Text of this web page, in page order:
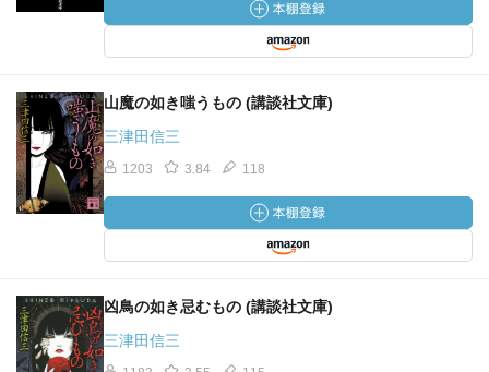
山魔の如き嗤うもの (講談社文庫)
三津田信三
1203 3.84 118
凶鳥の如き忌むもの (講談社文庫)
三津田信三